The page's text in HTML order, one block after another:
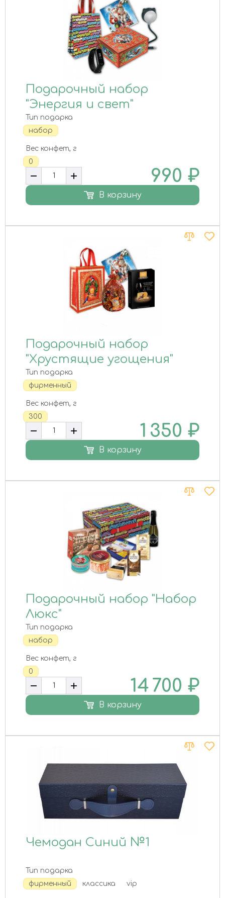
Подарочный набор
"Энергия и свет"
Тип подарка
набор
Вес конфет, г
0
990 ₽
В корзину
Подарочный набор
"Хрустящие угощения"
Тип подарка
фирменный
Вес конфет, г
300
1 350 ₽
В корзину
Подарочный набор "Набор
Люкс"
Тип подарка
набор
Вес конфет, г
0
14 700 ₽
В корзину
Чемодан Синий №1
Тип подарка
фирменный
классика vip